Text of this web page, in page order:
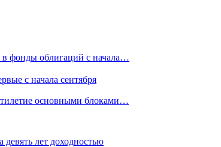
фонды облигаций с начала…
с начала сентября
основными блоками…
лет доходностью